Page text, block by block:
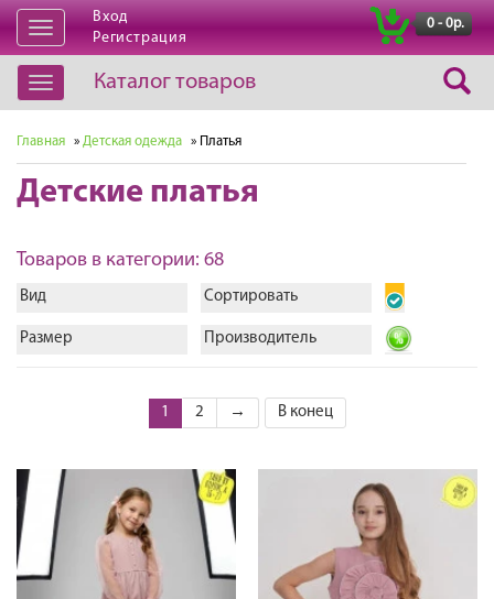
Открыть
навигацию
Вход
Регистрация
0 - 0р.
Открыть
навигацию
Каталог товаров
Главная » Детская одежда » Платья
Детские платья
Товаров в категории: 68
Вид Сортировать
Размер Производитель
1 2 → В конец